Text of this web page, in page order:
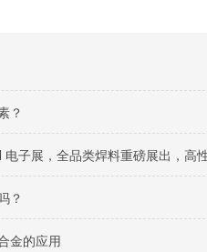
？
子展，全品类焊料重磅展出，高
？
金的应用